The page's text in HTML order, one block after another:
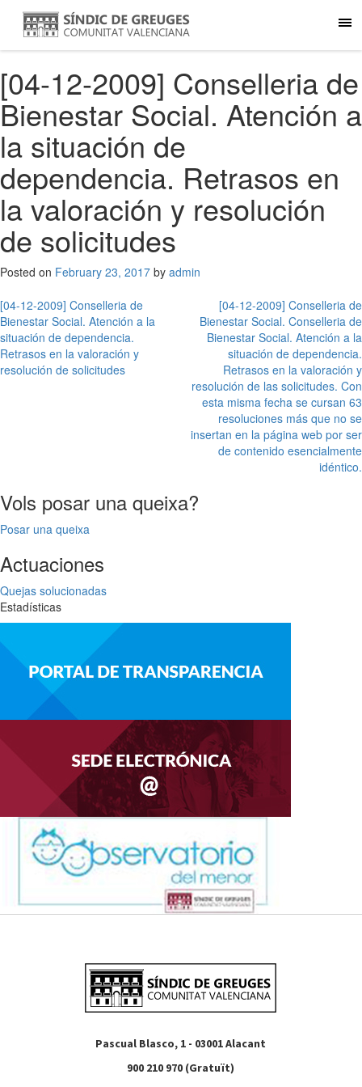
[04-12-2009] Conselleria de
Bienestar Social. Atención a
la situación de
dependencia. Retrasos en
la valoración y resolución
de solicitudes
Posted on February 23, 2017 by admin
Post
navigation
[04-12-2009] Conselleria de
Bienestar Social. Atención a la
situación de dependencia.
Retrasos en la valoración y
resolución de solicitudes
[04-12-2009] Conselleria de
Bienestar Social. Conselleria de
Bienestar Social. Atención a la
situación de dependencia.
Retrasos en la valoración y
resolución de las solicitudes. Con
esta misma fecha se cursan 63
resoluciones más que no se
insertan en la página web por ser
de contenido esencialmente
idéntico.
Vols posar una queixa?
Posar una queixa
Actuaciones
Quejas solucionadas
Estadísticas
Pascual Blasco, 1 - 03001 Alacant
900 210 970 (Gratuït)